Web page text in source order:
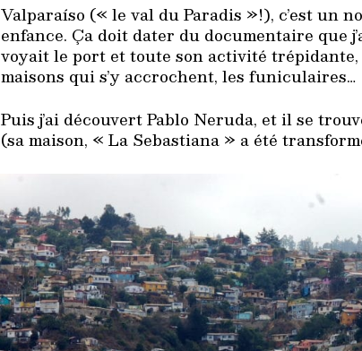
Valparaíso (« le val du Paradis »!), c’est un
enfance. Ça doit dater du documentaire que
voyait le port et toute son activité
maisons qui s’y accrochent, les funiculaires…
Puis j’ai découvert Pablo Neruda, et il se
(sa maison, « La Sebastiana » a été